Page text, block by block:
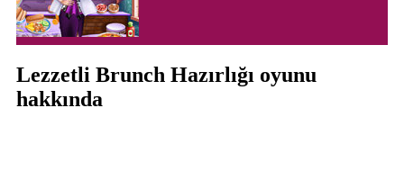
Lezzetli Brunch Hazırlığı oyunu
hakkında